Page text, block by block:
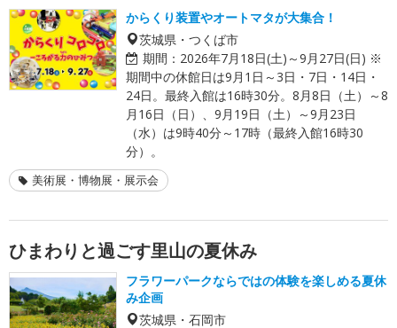
からくり装置やオートマタが大集合！
茨城県・つくば市
期間： 2026年7月18日(土)～9月27日(日) ※
期間中の休館日は9月1日～3日・7日・14日・
24日。最終入館は16時30分。8月8日（土）～8
月16日（日）、9月19日（土）～9月23日
（水）は9時40分～17時（最終入館16時30
分）。
美術展・博物展・展示会
ひまわりと過ごす里山の夏休み
フラワーパークならではの体験を楽しめる夏休
み企画
茨城県・石岡市